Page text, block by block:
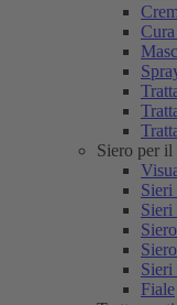
Siero per il
Sieri
Sieri
Sieri
Fiale